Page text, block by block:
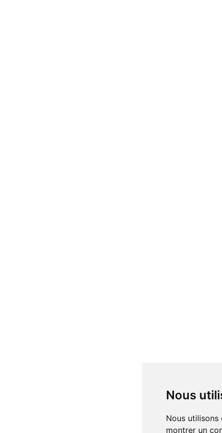
Nous
Nous utilisons des cookies et d'autres technologies de suivi pour améliorer votre expérience de navigation sur notre site, pour vous
montrer un